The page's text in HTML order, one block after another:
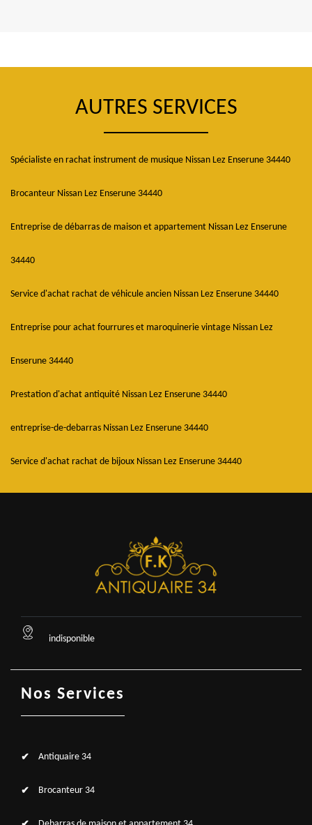
AUTRES SERVICES
Spécialiste en rachat instrument de musique Nissan Lez Enserune 34440
Brocanteur Nissan Lez Enserune 34440
Entreprise de débarras de maison et appartement Nissan Lez Enserune
34440
Service d'achat rachat de véhicule ancien Nissan Lez Enserune 34440
Entreprise pour achat fourrures et maroquinerie vintage Nissan Lez
Enserune 34440
Prestation d'achat antiquité Nissan Lez Enserune 34440
entreprise-de-debarras Nissan Lez Enserune 34440
Service d'achat rachat de bijoux Nissan Lez Enserune 34440
indisponible
Nos Services
Antiquaire 34
Brocanteur 34